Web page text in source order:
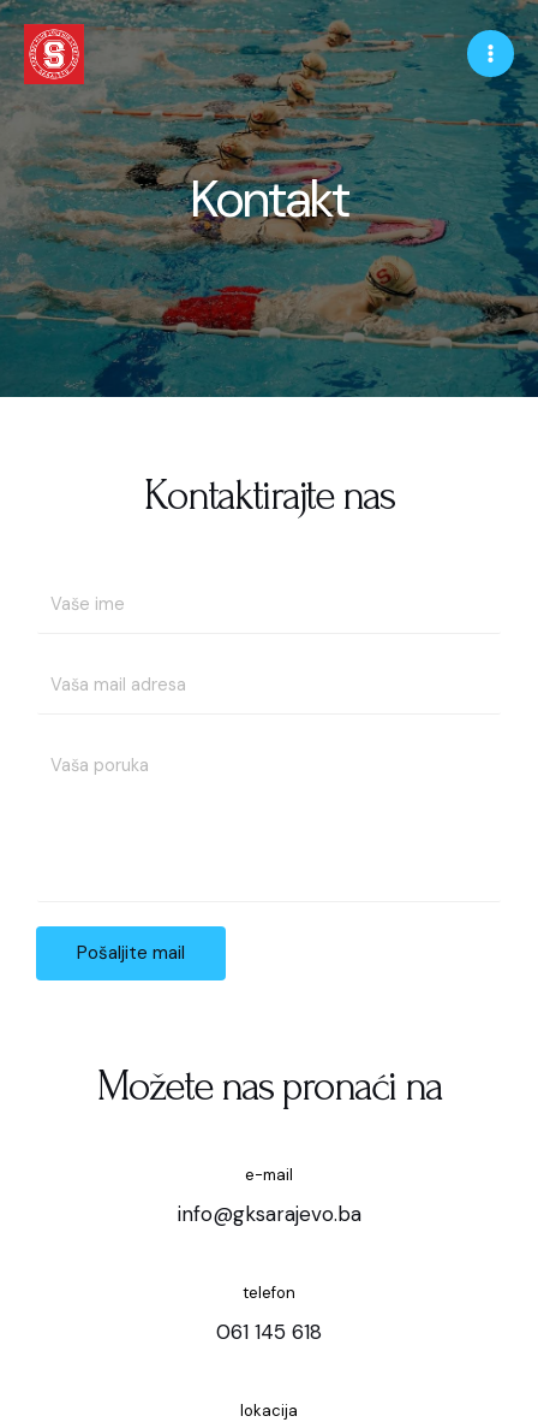
Kontakt
Možete nas pronaći na
e-mail
info@gksarajevo.ba
telefon
061 145 618
lokacija
Kontaktirajte nas
Pošaljite mail